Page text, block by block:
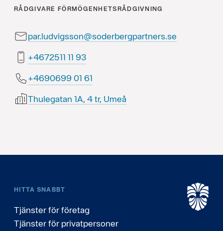
RÅDGIVARE FÖRMÖGENHETSRÅDGIVNING
par.ludvigsson@soderbergpartners.se
39 11 1152764+
16 10 9960964+
Thulegatan 1A, 4 tr, Umeå
HITTA SNABBT
Tjänster för företag
Tjänster för privatpersoner